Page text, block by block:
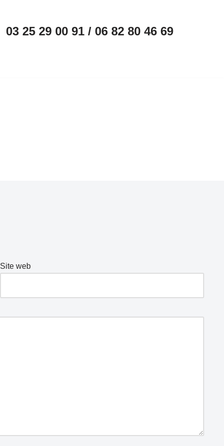
03 25 29 00 91 / 06 82 80 46 69
Site web